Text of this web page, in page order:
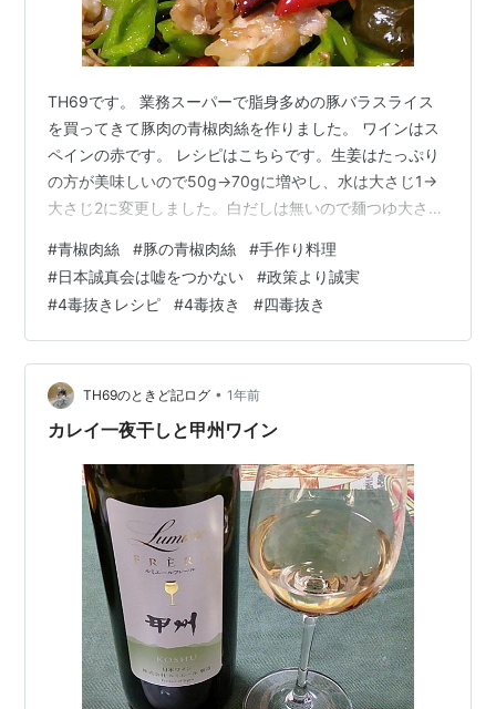
TH69です。 業務スーパーで脂身多めの豚バラスライス
を買ってきて豚肉の青椒肉絲を作りました。 ワインはス
ペインの赤です。 レシピはこちらです。生姜はたっぷり
の方が美味しいので50g→70gに増やし、水は大さじ1→
大さじ2に変更しました。白だしは無いので麺つゆ大さじ
ったのが赤くなったのと赤くなる手前で紫っぽいもの、
それに今回国華園で買ってきた緑(ピーマン＋甘長かな？)
を使いました。 火を点ける前にフライパンに肉と片栗粉
を入れ、肉をほぐしながら片栗粉をまぶします。粉気が
なくなったら赤唐辛子を加えて中火で火を点けます。 豚
肉に火が通るまでゆっくり…
#青椒肉絲 #豚の青椒肉絲 #手作り料理
#日本誠真会は嘘をつかない #政策より誠実
#4毒抜きレシピ #4毒抜き #四毒抜き
TH69のときど記ログ • 1年前
カレイ一夜干しと甲州ワイン